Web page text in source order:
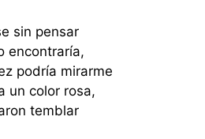
sin pensar
encontraría,
podría mirarme
un color rosa,
temblar